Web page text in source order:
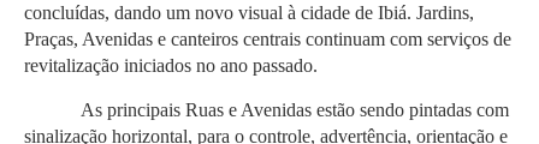
concluídas, dando um novo visual à cidade de Ibiá. Jardins,
Praças, Avenidas e canteiros centrais continuam com serviços de
revitalização iniciados no ano passado.
As principais Ruas e Avenidas estão sendo pintadas com
sinalização horizontal, para o controle, advertência, orientação e